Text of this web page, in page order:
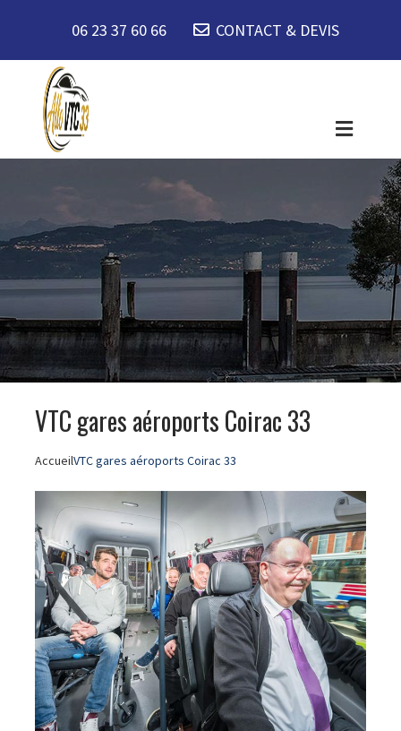
06 23 37 60 66 CONTACT & DEVIS
VTC gares aéroports Coirac 33
AccueilVTC gares aéroports Coirac 33